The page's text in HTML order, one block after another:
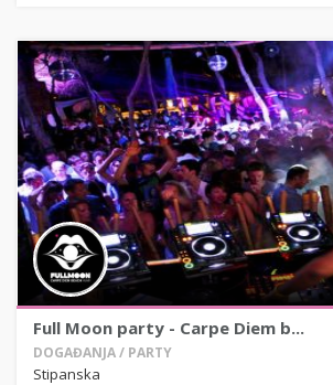
Full Moon party - Carpe Diem b...
DOGAĐANJA / PARTY
Stipanska